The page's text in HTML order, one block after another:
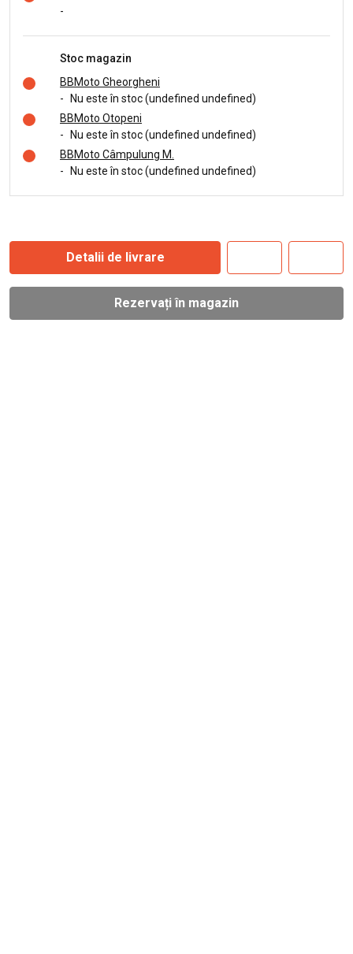
-
Stoc magazin
BBMoto Gheorgheni
-
Nu este în stoc (undefined undefined)
BBMoto Otopeni
-
Nu este în stoc (undefined undefined)
BBMoto Câmpulung M.
-
Nu este în stoc (undefined undefined)
Detalii de livrare
Rezervați în magazin